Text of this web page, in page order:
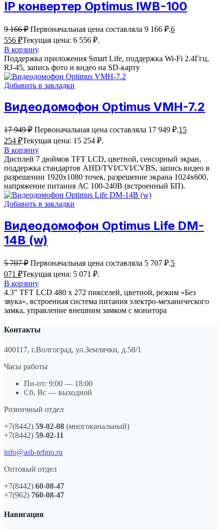
IP конвертер Optimus IWB-100
9 166₽ Первоначальная цена составляла 9 166 ₽.6
556 ₽Текущая цена: 6 556 ₽.
В корзину
Поддержка приложения Smart Life, поддержка Wi-Fi 2.4Ггц,
RJ-45, запись фото и видео на SD-карту
Добавить в закладки
Видеодомофон Optimus VMH-7.2
17 949₽ Первоначальная цена составляла 17 949 ₽.15
254 ₽Текущая цена: 15 254 ₽.
В корзину
Дисплей 7 дюймов TFT LCD, цветной, сенсорный экран,
поддержка стандартов AHD/TVI/CVI/CVBS, запись видео в
разрешении 1920х1080 точек, разрешение экрана 1024x600,
напряжение питания АС 100-240В (встроенный БП).
Добавить в закладки
Видеодомофон Optimus Life DM-
14B (w)
5 707₽ Первоначальная цена составляла 5 707 ₽.5
071 ₽Текущая цена: 5 071 ₽.
В корзину
4.3" TFT LCD 480 х 272 пикселей, цветной, режим «Без
звука», встроенная система питания электро-механического
замка, управление внешним замком с монитора
Контакты
400117, г.Волгоград, ул.Землячки, д.58/1
Часы работы
Пн-пт: 9:00 — 18:00
Сб, Вс — выходной
Розничный отдел
+7(8442) 59-02-08 (многоканальный)
+7(8442) 59-02-11
info@asb-tehno.ru
Оптовый отдел
+7(8442) 60-08-47
+7(962) 760-08-47
Навигация